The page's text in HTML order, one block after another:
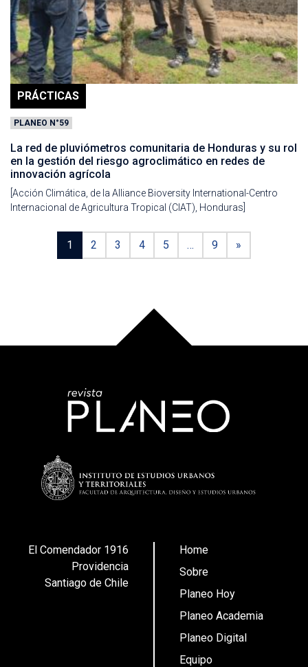
PRÁCTICAS
PLANEO N°59
La red de pluviómetros comunitaria de Honduras y su rol
en la gestión del riesgo agroclimático en redes de
innovación agrícola
[Acción Climática, de la Alliance Bioversity International-Centro
Internacional de Agricultura Tropical (CIAT), Honduras]
1 2 3 4 5 … 9 »
El Comendador 1916
Providencia
Santiago de Chile
Home
Sobre
Planeo Hoy
Planeo Academia
Planeo Digital
Equipo